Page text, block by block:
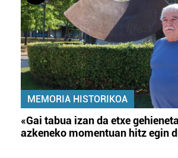
MEMORIA HISTORIKOA
«Gai tabua izan da etxe
azkeneko momentuan hitz egin